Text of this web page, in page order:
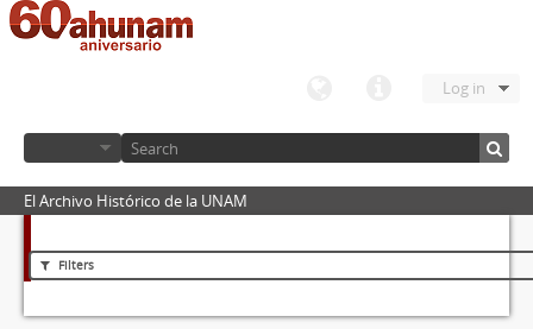
Log in
El Archivo Histórico de la UNAM
Filters